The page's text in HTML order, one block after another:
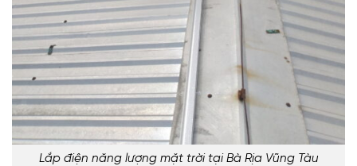
Lắp điện năng lượng mặt trời tại Bà Rịa Vũng Tàu